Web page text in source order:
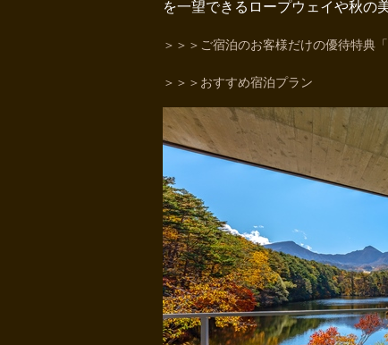
を一望できるロープウェイや秋の
＞＞＞ご宿泊のお客様だけの優待特典
＞＞＞おすすめ宿泊プラン